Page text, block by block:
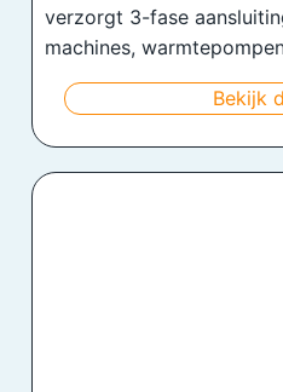
verzorgt 3-fase
machines,
Bekijk